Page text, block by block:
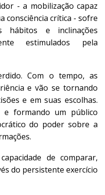
- a mobilização capaz
consciência crítica - sofre
hábitos e inclinações
estimulados pela
Com o tempo, as
e vão se tornando
e em suas escolhas.
e formando um público
do poder sobre a
de comparar,
do persistente exercício